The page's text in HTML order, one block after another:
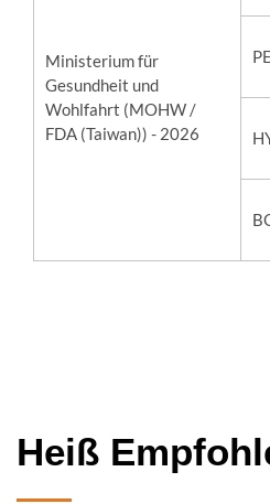
Ministerium für
Gesundheit und
Wohlfahrt (MOHW /
FDA (Taiwan)) - 2026
Heiß